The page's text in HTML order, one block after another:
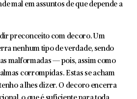
mal em assuntos de que depende a
preconceito com decoro. Um
nenhum tipo de verdade, sendo
malformadas — pois, assim como
corrompidas. Estas se acham
a lhes dizer. O decoro encerra